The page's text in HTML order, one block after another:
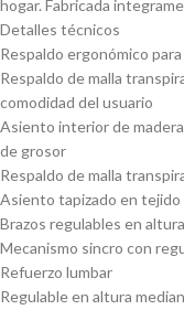
hogar. Fabricada
Detalles técnicos
Respaldo ergonómico
Respaldo de malla
comodidad del usuario
Asiento interior de
de grosor
Respaldo de malla
Asiento tapizado en tejido
Brazos regulables en altura
Mecanismo sincro con
Refuerzo lumbar
Regulable en altura